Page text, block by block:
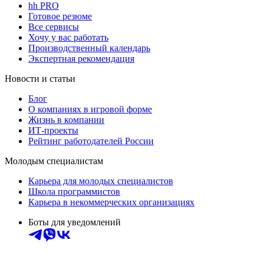
hh PRO
Готовое резюме
Все сервисы
Хочу у вас работать
Производственный календарь
Экспертная рекомендация
Новости и статьи
Блог
О компаниях в игровой форме
Жизнь в компании
ИТ-проекты
Рейтинг работодателей России
Молодым специалистам
Карьера для молодых специалистов
Школа программистов
Карьера в некоммерческих организациях
Боты для уведомлений